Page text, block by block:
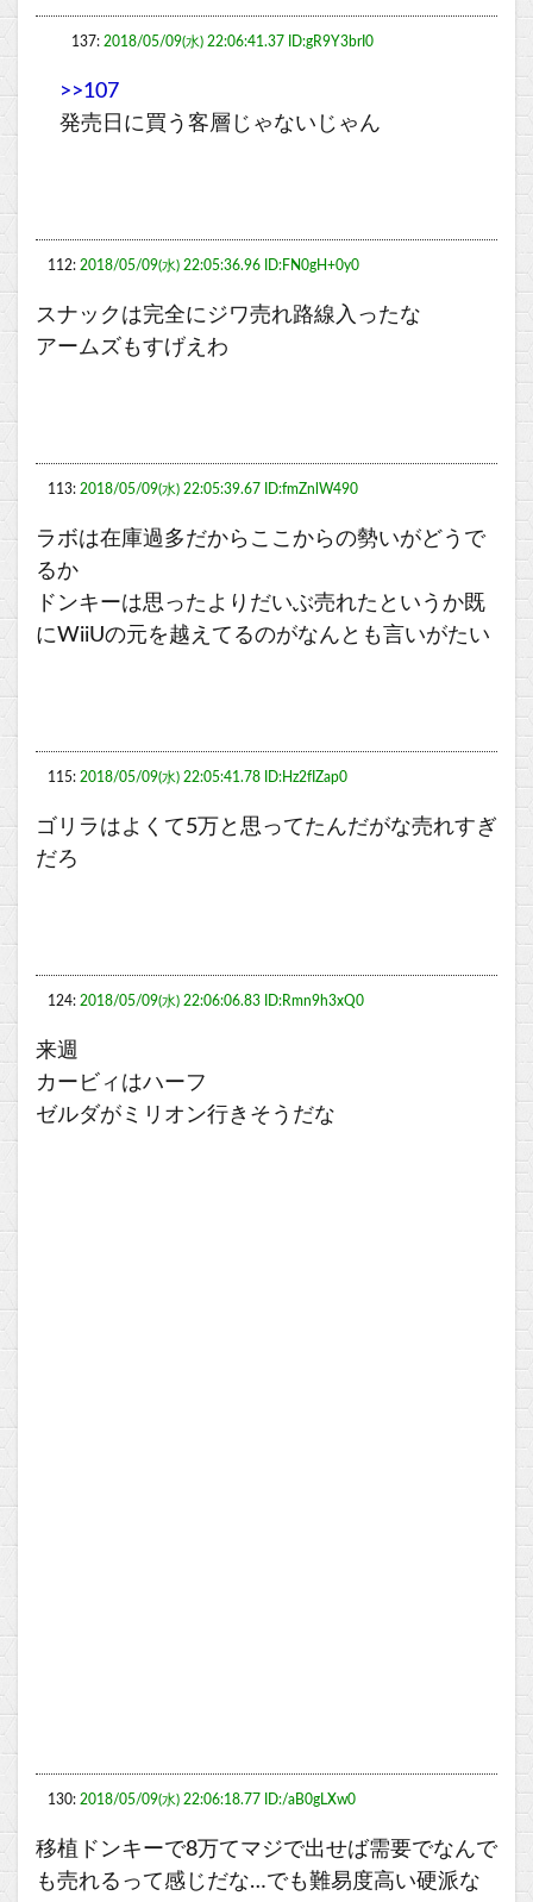
137: 2018/05/09(水) 22:06:41.37 ID:gR9Y3brI0
>>107
発売日に買う客層じゃないじゃん
112: 2018/05/09(水) 22:05:36.96 ID:FN0gH+0y0
スナックは完全にジワ売れ路線入ったな
アームズもすげえわ
113: 2018/05/09(水) 22:05:39.67 ID:fmZnlW490
ラボは在庫過多だからここからの勢いがどうで
るか
ドンキーは思ったよりだいぶ売れたというか既
にWiiUの元を越えてるのがなんとも言いがたい
115: 2018/05/09(水) 22:05:41.78 ID:Hz2fIZap0
ゴリラはよくて5万と思ってたんだがな売れすぎ
だろ
124: 2018/05/09(水) 22:06:06.83 ID:Rmn9h3xQ0
来週
カービィはハーフ
ゼルダがミリオン行きそうだな
130: 2018/05/09(水) 22:06:18.77 ID:/aB0gLXw0
移植ドンキーで8万てマジで出せば需要でなんで
も売れるって感じだな…でも難易度高い硬派な